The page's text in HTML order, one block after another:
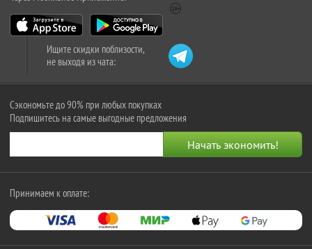
Ищите скидки поблизости,
не выходя из чата:
Сэкономьте до 90% при любых покупках
Подпишитесь на самые выгодные предложения
Принимаем к оплате: